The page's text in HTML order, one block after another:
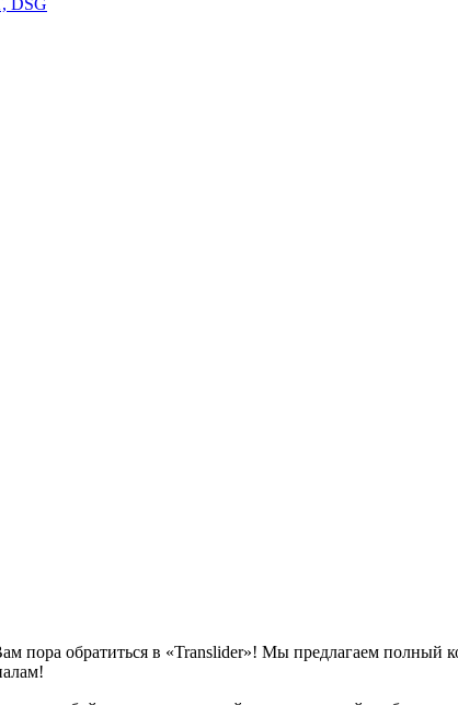
DSG
пора обратиться в «Translider»! Мы предлагаем